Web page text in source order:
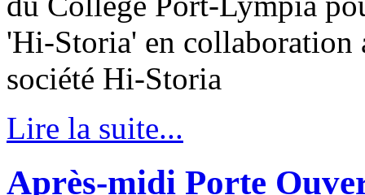
'Hi-Storia' en collaboration
société Hi-Storia
Lire la suite...
Après-midi Porte